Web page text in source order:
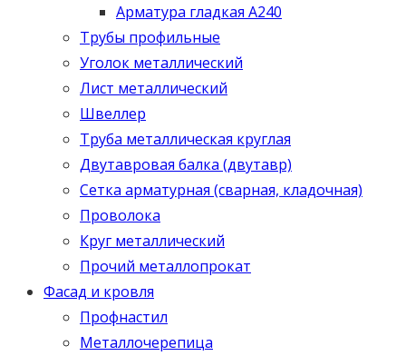
Арматура гладкая А240
Трубы профильные
Уголок металлический
Лист металлический
Швеллер
Труба металлическая круглая
Двутавровая балка (двутавр)
Сетка арматурная (сварная, кладочная)
Проволока
Круг металлический
Прочий металлопрокат
Фасад и кровля
Профнастил
Металлочерепица